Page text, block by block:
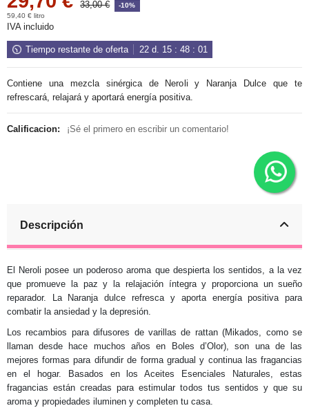
33,00 €
-10%
59,40 € litro
IVA incluido
Tiempo restante de oferta 22d. 15: 48: 00
Contiene una mezcla sinérgica de Neroli y Naranja Dulce que te
refrescará, relajará y aportará energía positiva.
Calificacion: ¡Sé el primero en escribir un comentario!
Descripción
El Neroli posee un poderoso aroma que despierta los sentidos, a la vez
que promueve la paz y la relajación íntegra y proporciona un sueño
reparador. La Naranja dulce refresca y aporta energía positiva para
combatir la ansiedad y la depresión.
Los recambios para difusores de varillas de rattan (Mikados, como se
llaman desde hace muchos años en Boles d’Olor), son una de las
mejores formas para difundir de forma gradual y continua las fragancias
en el hogar. Basados en los Aceites Esenciales Naturales, estas
fragancias están creadas para estimular todos tus sentidos y que su
aroma y propiedades iluminen y completen tu casa.